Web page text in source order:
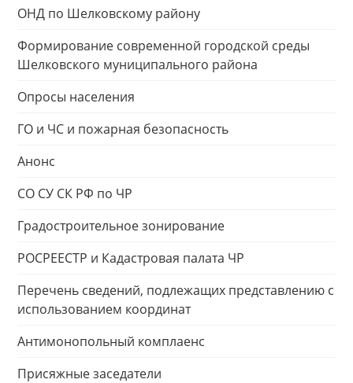
ОНД по Шелковскому району
Формирование современной городской среды
Шелковского муниципального района
Опросы населения
ГО и ЧС и пожарная безопасность
Анонс
СО СУ СК РФ по ЧР
Градостроительное зонирование
РОСРЕЕСТР и Кадастровая палата ЧР
Перечень сведений, подлежащих представлению с
использованием координат
Антимонопольный комплаенс
Присяжные заседатели